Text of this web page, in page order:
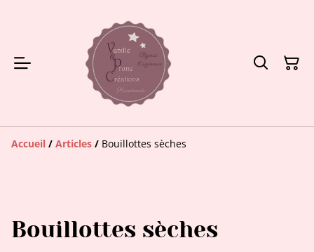
Accueil / Articles / Bouillottes sèches
Bouillottes sèches